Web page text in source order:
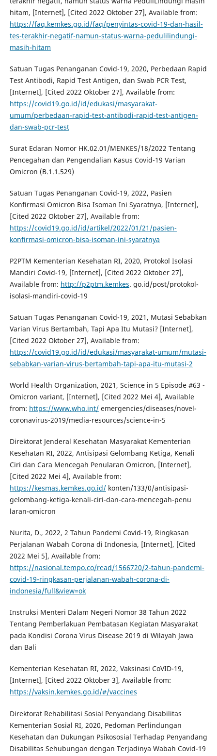
hitam, [Internet], [Cited 2022 Oktober 27], Available from:
https://faq.kemkes.go.id/faq/penyintas-covid-19-dan-hasil-
tes-terakhir-negatif-namun-status-warna-pedulilindungi-
masih-hitam
Satuan Tugas Penanganan Covid-19, 2020, Perbedaan Rapid
Test Antibodi, Rapid Test Antigen, dan Swab PCR Test,
[Internet], [Cited 2022 Oktober 27], Available from:
https://covid19.go.id/id/edukasi/masyarakat-
umum/perbedaan-rapid-test-antibodi-rapid-test-antigen-
dan-swab-pcr-test
Surat Edaran Nomor HK.02.01/MENKES/18/2022 Tentang
Pencegahan dan Pengendalian Kasus Covid-19 Varian
Omicron (B.1.1.529)
Satuan Tugas Penanganan Covid-19, 2022, Pasien
Konfirmasi Omicron Bisa Isoman Ini Syaratnya, [Internet],
[Cited 2022 Oktober 27], Available from:
https://covid19.go.id/id/artikel/2022/01/21/pasien-
konfirmasi-omicron-bisa-isoman-ini-syaratnya
P2PTM Kementerian Kesehatan RI, 2020, Protokol Isolasi
Mandiri Covid-19, [Internet], [Cited 2022 Oktober 27],
Available from: http://p2ptm.kemkes. go.id/post/protokol-
isolasi-mandiri-covid-19
Satuan Tugas Penanganan Covid-19, 2021, Mutasi Sebabkan
Varian Virus Bertambah, Tapi Apa Itu Mutasi? [Internet],
[Cited 2022 Oktober 27], Available from:
https://covid19.go.id/id/edukasi/masyarakat-umum/mutasi-
sebabkan-varian-virus-bertambah-tapi-apa-itu-mutasi-2
World Health Organization, 2021, Science in 5 Episode #63 -
Omicron variant, [Internet], [Cited 2022 Mei 4], Available
from: https://www.who.int/emergencies/diseases/novel-
coronavirus-2019/media-resources/science-in-5
Direktorat Jenderal Kesehatan Masyarakat Kementerian
Kesehatan RI, 2022, Antisipasi Gelombang Ketiga, Kenali
Ciri dan Cara Mencegah Penularan Omicron, [Internet],
[Cited 2022 Mei 4], Available from:
https://kesmas.kemkes.go.id/konten/133/0/antisipasi-
gelombang-ketiga-kenali-ciri-dan-cara-mencegah-penu
laran-omicron
Nurita, D., 2022, 2 Tahun Pandemi Covid-19, Ringkasan
Perjalanan Wabah Corona di Indonesia, [Internet], [Cited
2022 Mei 5], Available from:
https://nasional.tempo.co/read/1566720/2-tahun-pandemi-
covid-19-ringkasan-perjalanan-wabah-corona-di-
indonesia/full&view=ok
Instruksi Menteri Dalam Negeri Nomor 38 Tahun 2022
Tentang Pemberlakuan Pembatasan Kegiatan Masyarakat
pada Kondisi Corona Virus Disease 2019 di Wilayah Jawa
dan Bali
Kementerian Kesehatan RI, 2022, Vaksinasi CoVID-19,
[Internet], [Cited 2022 Oktober 3], Available from:
https://vaksin.kemkes.go.id/#/vaccines
Direktorat Rehabilitasi Sosial Penyandang Disabilitas
Kementerian Sosial RI, 2020, Pedoman Perlindungan
Kesehatan dan Dukungan Psikososial Terhadap Penyandang
Disabilitas Sehubungan dengan Terjadinya Wabah Covid-19